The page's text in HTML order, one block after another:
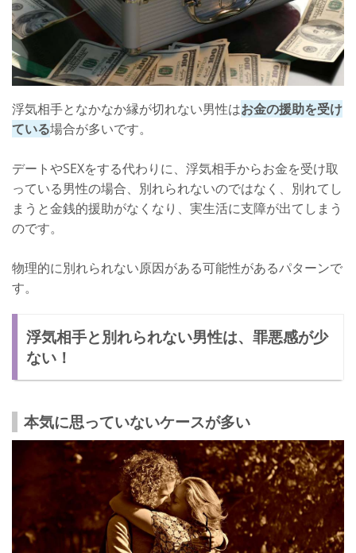
浮気相手となかなか縁が切れない男性はお金の援助を受け
ている場合が多いです。
デートやSEXをする代わりに、浮気相手からお金を受け取
っている男性の場合、別れられないのではなく、別れてし
まうと金銭的援助がなくなり、実生活に支障が出てしまう
のです。
物理的に別れられない原因がある可能性があるパターンで
す。
浮気相手と別れられない男性は、罪悪感が少
ない！
本気に思っていないケースが多い